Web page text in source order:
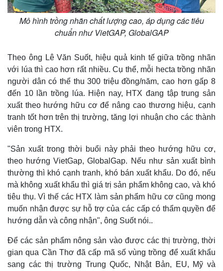
Thế giới
Quan sát
Cuộc sống đó đây
Multimedia
Video
Ảnh
E-Magazine
Mô hình trồng nhãn chất lượng cao, áp dụng các tiêu
chuẩn như VietGAP, GlobalGAP
Theo ông Lê Văn Suốt, hiệu quả kinh tế giữa trồng nhãn
với lúa thì cao hơn rất nhiều. Cụ thể, mỗi hecta trồng nhãn
người dân có thể thu 300 triệu đồng/năm, cao hơn gấp 8
đến 10 lần trồng lúa. Hiện nay, HTX đang tập trung sản
xuất theo hướng hữu cơ để nâng cao thương hiệu, cạnh
tranh tốt hơn trên thị trường, tăng lợi nhuận cho các thành
viên trong HTX.
"Sản xuất trong thời buổi này phải theo hướng hữu cơ,
theo hướng VietGap, GlobalGap. Nếu như sản xuất bình
thường thì khó cạnh tranh, khó bán xuất khẩu. Do đó, nếu
mà không xuất khẩu thì giá trị sản phẩm không cao, và khó
tiêu thụ. Vì thế các HTX làm sản phẩm hữu cơ cũng mong
muốn nhận được sự hỗ trợ của các cấp có thẩm quyền để
hướng dẫn và công nhận", ông Suốt nói..
Để các sản phẩm nông sản vào được các thị trường, thời
gian qua Cần Thơ đã cấp mã số vùng trồng để xuất khẩu
sang các thị trường Trung Quốc, Nhật Bản, EU, Mỹ và